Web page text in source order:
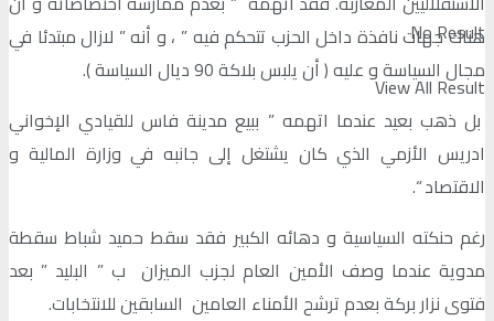
No Result
View All Result
هناك جهات نافذة داخل الحزب تتحكم فيه ” ، و أنه ” لازال مبتدئا في
مجال السياسة و عليه ( أن يلبس بلاكة 90 ديال السياسة ).
بل ذهب بعيد عندما اتهمه ” ببيع مدينة فاس للقيادي الإخواني
ادريس الأزمي الذي كان يشتغل إلى جانبه في وزارة المالية و
الاقتصاد “.
رغم حنكته السياسية و دهائه الكبير فقد سقط حميد شباط سقطة
مدوية عندما وصف الأمين العام لجزب الميزان ب ” البليد ” بعد
فتوى نزار بركة بعدم ترشح الأمناء العامين السابقين للانتخابات.